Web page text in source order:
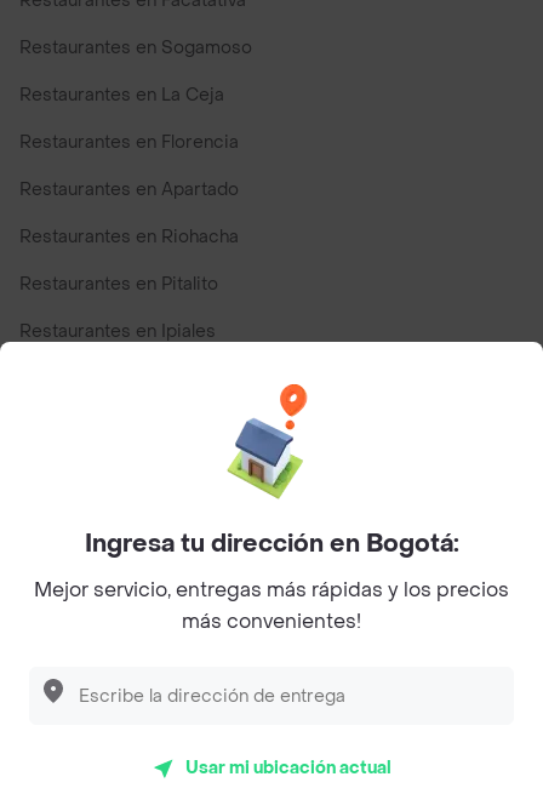
Restaurantes en Sogamoso
Restaurantes en La Ceja
Restaurantes en Florencia
Restaurantes en Apartado
Restaurantes en Riohacha
Restaurantes en Pitalito
Restaurantes en Ipiales
Top Marcas y Cadenas de Restaurantes
Encuéntranos en estos países
App Store Google play AppGallery
Ingresa tu dirección en Bogotá:
Mejor servicio, entregas más rápidas y los precios
más convenientes!
Usar mi ubicación actual